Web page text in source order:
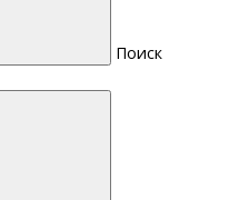
Поиск